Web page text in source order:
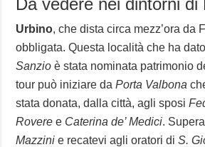
Urbino, che dista circa mezz’ora da
obbligata. Questa località che ha
Sanzio è stata nominata patrimonio
tour può iniziare daPorta Valbona
stata donata, dalla città, agli sposi
Rovere e Caterina de’ Medici.
Mazzini e recatevi agli oratori diS.